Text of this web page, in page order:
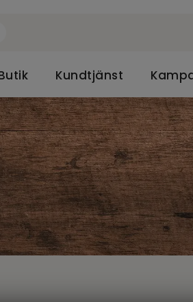
Kundtjänst